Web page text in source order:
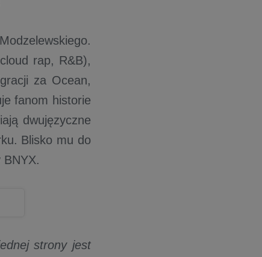
rap, R&B),
za Ocean,
fanom historie
dwujęzyczne
Blisko mu do
strony jest